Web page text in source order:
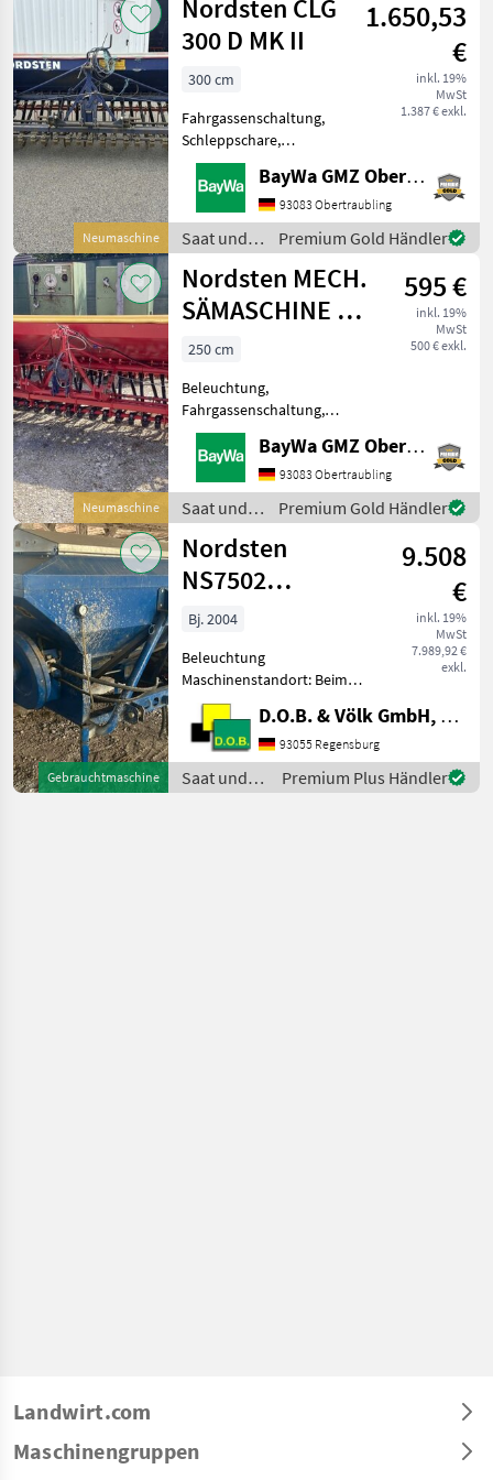
Fahrgassenschaltung
Neumaschine
Nordsten CLG
300 D MK II
1.650,53
€
inkl. 19%
MwSt
1.387 € exkl.
300 cm
Fahrgassenschaltung,
Schleppschare,
Spuranreisser El.
Fahrgassenschaltung. Saat
und Pflege Drillmaschinen
BayWa GMZ Obertraubling
93083 Obertraubling
Saat und
Pflege /
Nordsten
Premium Gold Händler
Neumaschine
Nordsten MECH.
SÄMASCHINE 2,5
M
595 €
inkl. 19%
MwSt
500 € exkl.
250 cm
Beleuchtung,
Fahrgassenschaltung,
Schleppschare Diese
Maschine steht an unserem
BayWa Standort in DE -
93192 Wald.Gerne steht
Ihnen Herr Bielmeier Tel.
0151/16105391 f
BayWa GMZ Obertraubling
93083 Obertraubling
Saat und
Pflege /
Nordsten
Premium Gold Händler
Gebrauchtmaschine
Nordsten
NS7502
Fronttank
9.508
€
inkl. 19%
MwSt
7.989,92 €
exkl.
Bj. 2004
Beleuchtung
Maschinenstandort: Beim
Kunden Sprechen Sie uns
für weitere Informationen
oder einen
Besichtigungstermin gerne
an! Wir sprechen Deutsch!
D.O.B. & Völk GmbH, Filiale Regensburg
93055 Regensburg
Saat und
Pflege /
Premium Plus Händler
Landwirt.com
Maschinengruppen